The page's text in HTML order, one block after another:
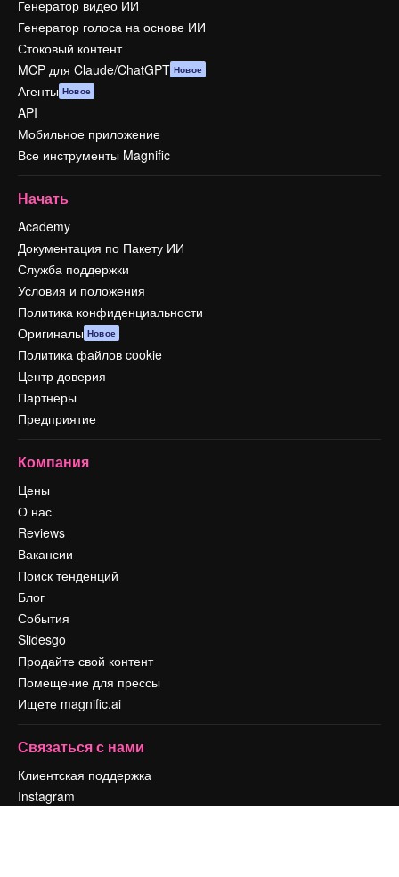
Генератор видео ИИ
Генератор голоса на основе ИИ
Стоковый контент
MCP для Claude/ChatGPT Новое
Агенты Новое
API
Мобильное приложение
Все инструменты Magnific
Начать
Academy
Документация по Пакету ИИ
Служба поддержки
Условия и положения
Политика конфиденциальности
Оригиналы Новое
Политика файлов cookie
Центр доверия
Партнеры
Предприятие
Компания
Цены
О нас
Reviews
Вакансии
Поиск тенденций
Блог
События
Slidesgo
Продайте свой контент
Помещение для прессы
Ищете magnific.ai
Связаться с нами
Клиентская поддержка
Instagram